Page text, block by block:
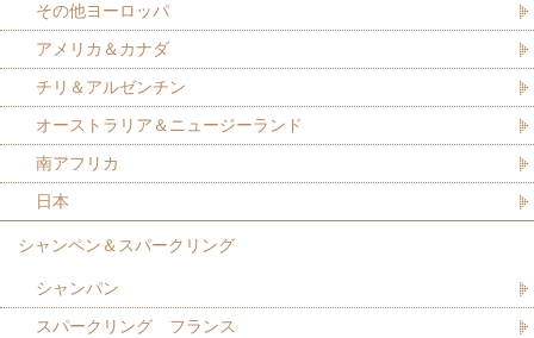
その他ヨーロッパ
アメリカ＆カナダ
チリ＆アルゼンチン
オーストラリア＆ニュージーランド
南アフリカ
日本
シャンペン＆スパークリング
シャンパン
スパークリング フランス